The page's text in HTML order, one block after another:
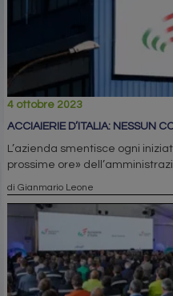
4 ottobre 2023
ACCIAIERIE D’ITALIA: NESSUN
L’azienda smentisce ogni
prossime ore»
di Gianmario Leone